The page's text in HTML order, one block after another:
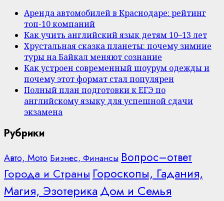
Аренда автомобилей в Краснодаре: рейтинг
топ-10 компаний
Как учить английский язык детям 10–13 лет
Хрустальная сказка планеты: почему зимние
туры на Байкал меняют сознание
Как устроен современный шоурум одежды и
почему этот формат стал популярен
Полный план подготовки к ЕГЭ по
английскому языку для успешной сдачи
экзамена
Рубрики
Авто, Мото Бизнес, Финансы Вопрос–ответ
Города и Страны Гороскопы, Гадания,
Магия, Эзотерика Дом и Семья